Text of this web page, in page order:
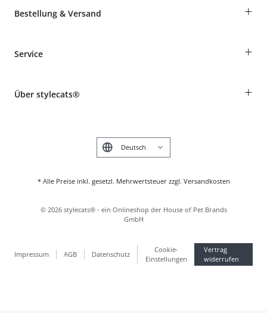
Bestellung & Versand +
Informationen zur Lieferung
Produkte reklamieren und zurücksenden
Service +
Tierkrankenversicherung
Über stylecats® +
* Alle Preise inkl. gesetzl. Mehrwertsteuer zzgl. Versandkosten
English
Impressum AGB Datenschutz
Cookie-
Einstellungen
Vertrag
widerrufen
© 2026 stylecats® - ein Onlineshop der House of Pet Brands
GmbH